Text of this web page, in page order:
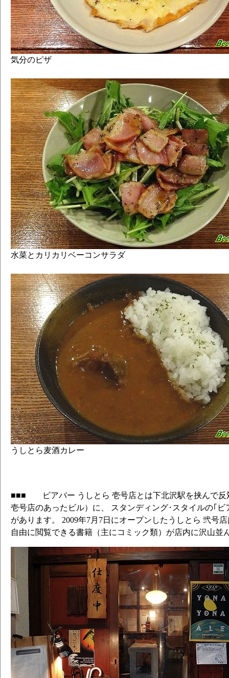
気分のピザ
水菜とカリカリベーコンサラダ
うしとら麦酒カレー
■■■ ビアバー うしとら 壱号店とは下北沢駅を挟んで反
壱号店のあったビル）に、 スタンディング･スタイルの｢ビ
があります。 2009年7月7日にオープンしたうしとら 弐号
自由に閲覧できる書籍（主にコミック類）が店内に沢山並